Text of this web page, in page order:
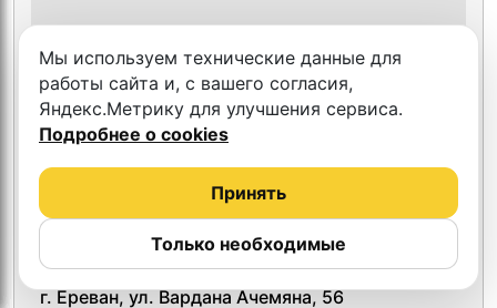
Prime Time Production
г. Ереван, ул. Вардана Ачемяна, 56
Мы используем технические данные для
работы сайта и, с вашего согласия,
Яндекс.Метрику для улучшения сервиса.
Подробнее о cookies
Только необходимые
Принять